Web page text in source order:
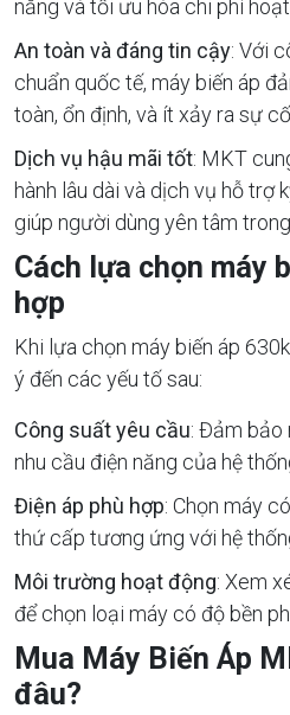
năng và tối ưu hóa chi phí hoạt
An toàn và đáng tin cậy: Với
chuẩn quốc tế, máy biến áp
toàn, ổn định, và ít xảy ra sự cố.
Dịch vụ hậu mãi tốt: MKT
hành lâu dài và dịch vụ hỗ trợ
giúp người dùng yên tâm
Cách lựa chọn máy
hợp
Khi lựa chọn máy biến áp
ý đến các yếu tố sau:
Công suất yêu cầu: Đảm bảo
nhu cầu điện năng của hệ
Điện áp phù hợp: Chọn máy
thứ cấp tương ứng với hệ
Môi trường hoạt động: Xem
để chọn loại máy có độ bền
Mua Máy Biến Áp
đâu?